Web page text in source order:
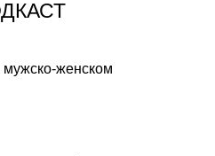
женском